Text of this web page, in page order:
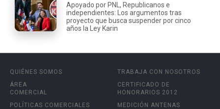
Apoyado por PNL, Republicanos e
independientes: Los argumentos tras
proyecto que busca suspender por cinco
años la Ley Karin
QUIÉNES SOMOS
ÁREA
COMERCIAL
POLÍTICAS COMERCIALES
TRABAJA CON NOSOTROS
CERTIFICADO DE
HONORARIOS 2012
MEDICIÓN ANTENAS